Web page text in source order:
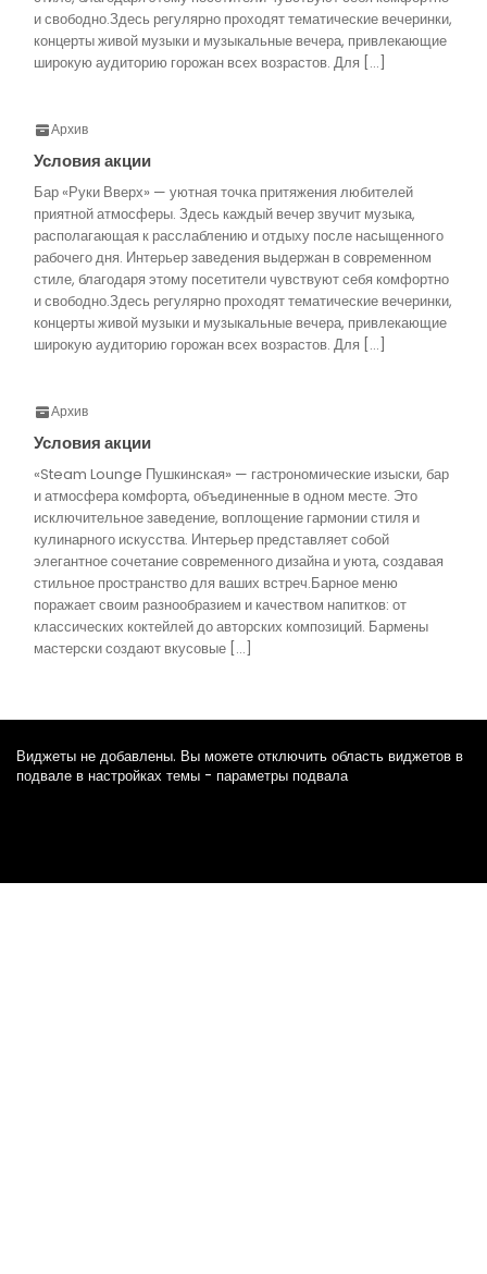
и свободно.Здесь регулярно проходят тематические вечеринки,
концерты живой музыки и музыкальные вечера, привлекающие
широкую аудиторию горожан всех возрастов. Для […]
Архив
Условия акции
Бар «Руки Вверх» — уютная точка притяжения любителей
приятной атмосферы. Здесь каждый вечер звучит музыка,
располагающая к расслаблению и отдыху после насыщенного
рабочего дня. Интерьер заведения выдержан в современном
стиле, благодаря этому посетители чувствуют себя комфортно
и свободно.Здесь регулярно проходят тематические вечеринки,
концерты живой музыки и музыкальные вечера, привлекающие
широкую аудиторию горожан всех возрастов. Для […]
Архив
Условия акции
«Steam Lounge Пушкинская» — гастрономические изыски, бар
и атмосфера комфорта, объединенные в одном месте. Это
исключительное заведение, воплощение гармонии стиля и
кулинарного искусства. Интерьер представляет собой
элегантное сочетание современного дизайна и уюта, создавая
стильное пространство для ваших встреч.Барное меню
поражает своим разнообразием и качеством напитков: от
классических коктейлей до авторских композиций. Бармены
мастерски создают вкусовые […]
Виджеты не добавлены. Вы можете отключить область виджетов в
подвале в настройках темы - параметры подвала